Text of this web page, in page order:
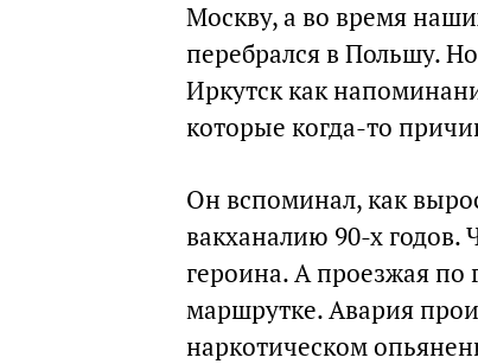
Москву, а во время
перебрался в Польшу.
Иркутск как
которые когда-то
Он вспоминал, как
вакханалию 90-х годов.
героина. А проезжая по
маршрутке. Авария
наркотическом